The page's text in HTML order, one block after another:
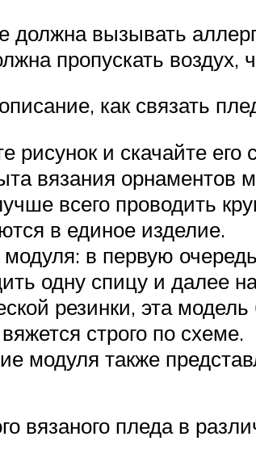
должна вызывать
пропускать
как связать
рисунок и скачайте его
вязания орнаментов
всего проводить
в единое изделие.
в первую
одну спицу и далее
резинки, эта
строго по схеме.
модуля также
вязаного пледа в